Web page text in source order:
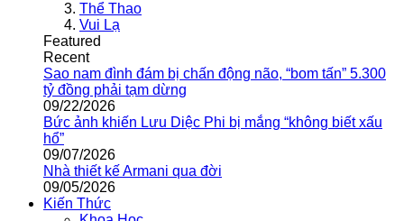
Thể Thao
Vui Lạ
Featured
Recent
Sao nam đình đám bị chấn động não, “bom tấn” 5.300
tỷ đồng phải tạm dừng
09/22/2026
Bức ảnh khiến Lưu Diệc Phi bị mắng “không biết xấu
hổ”
09/07/2026
Nhà thiết kế Armani qua đời
09/05/2026
Kiến Thức